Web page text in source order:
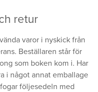
retur
varor i nyskick från
Beställaren står för
som boken kom i. Har
i något annat emballage
följesedeln med